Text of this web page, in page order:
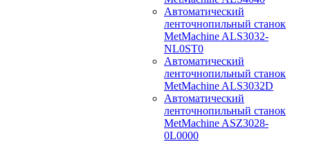
Автоматический
ленточнопильный станок
MetMachine ALS3032-
NL0ST0
Автоматический
ленточнопильный станок
MetMachine ALS3032D
Автоматический
ленточнопильный станок
MetMachine ASZ3028-
0L0000